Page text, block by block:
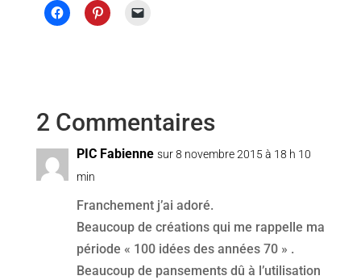
2 Commentaires
PIC Fabienne sur 8 novembre 2015 à 18 h 10
min
Franchement j’ai adoré.
Beaucoup de créations qui me rappelle ma
période « 100 idées des années 70 » .
Beaucoup de pansements dû à l’utilisation